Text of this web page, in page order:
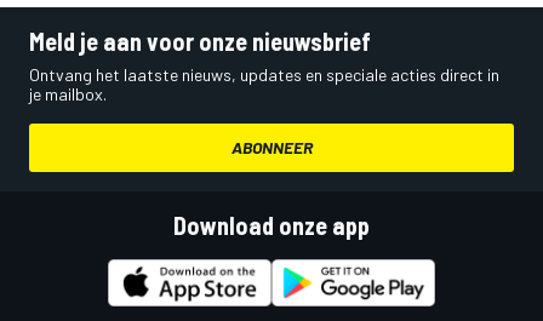
Meld je aan voor onze nieuwsbrief
Ontvang het laatste nieuws, updates en speciale acties direct in
je mailbox.
ABONNEER
Download onze app